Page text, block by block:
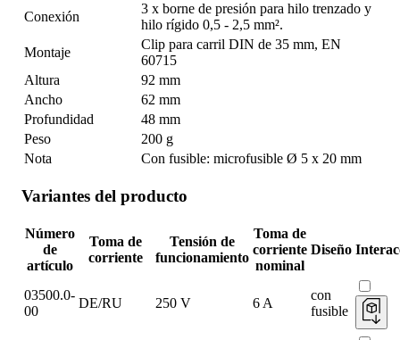
Conexión
3 x borne de presión para hilo trenzado y
hilo rígido 0,5 - 2,5 mm².
Montaje
Clip para carril DIN de 35 mm, EN
60715
Altura
92 mm
Ancho
62 mm
Profundidad
48 mm
Peso
200 g
Nota
Con fusible: microfusible Ø 5 x 20 mm
Variantes del producto
Número
de
artículo
Toma de
corriente
Tensión de
funcionamiento
Toma de
corriente
nominal
Diseño
03500.0-
00
DE/RU 250 V 6 A
con
fusible